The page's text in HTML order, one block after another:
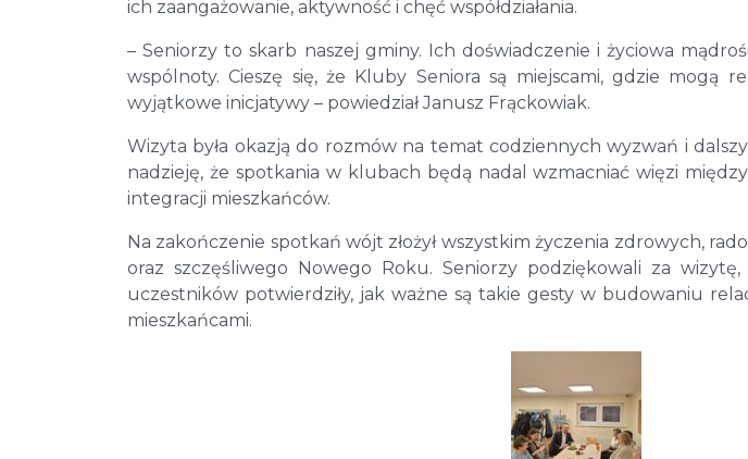
ich zaangażowanie, aktywność i chęć współdziałania.
– Seniorzy to skarb naszej gminy. Ich doświadczenie i życiowa
wspólnoty. Cieszę się, że Kluby Seniora są miejscami, gdzie mogą
wyjątkowe inicjatywy – powiedział Janusz Frąckowiak.
Wizyta była okazją do rozmów na temat codziennych wyzwań i
nadzieję, że spotkania w klubach będą nadal wzmacniać więzi
integracji mieszkańców.
Na zakończenie spotkań wójt złożył wszystkim życzenia zdrowych,
oraz szczęśliwego Nowego Roku. Seniorzy podziękowali za
uczestników potwierdziły, jak ważne są takie gesty w budowaniu
mieszkańcami.